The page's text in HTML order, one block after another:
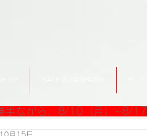
手ながら、8/10（月）~8/
月15日